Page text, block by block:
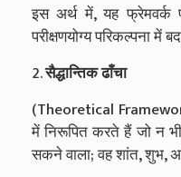
इस अर्थ में, यह फ्रेमवर्क
परीक्षणयोग्य परिकल्पना में
2.सैद्धान्तिक ढाँचा
(Theoretical
में निरूपित करते हैं जो न
सकने वाला; वह शांत, शुभ,